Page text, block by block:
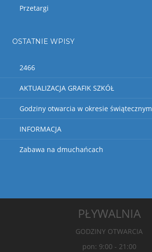
Przetargi
OSTATNIE WPISY
2466
AKTUALIZACJA GRAFIK SZKÓŁ
Godziny otwarcia w okresie świątecznym
INFORMACJA
Zabawa na dmuchańcach
PŁYWALNIA
GODZINY OTWARCIA
pon: 9:00 - 21:00